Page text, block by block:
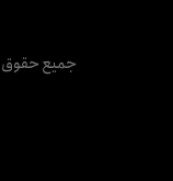
جميع حقوق